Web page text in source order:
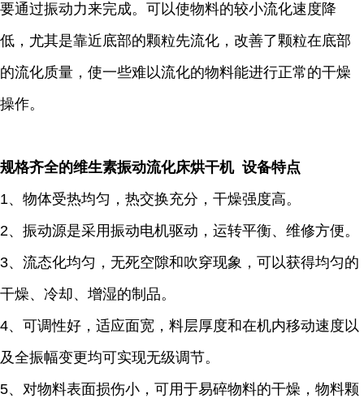
要通过振动力来完成。可以使物料的较小流化速度降
低，尤其是靠近底部的颗粒先流化，改善了颗粒在底部
的流化质量，使一些难以流化的物料能进行正常的干燥
操作。
规格齐全的维生素振动流化床烘干机 设备特点
1、物体受热均匀，热交换充分，干燥强度高。
2、振动源是采用振动电机驱动，运转平衡、维修方便。
3、流态化均匀，无死空隙和吹穿现象，可以获得均匀的
干燥、冷却、增湿的制品。
4、可调性好，适应面宽，料层厚度和在机内移动速度以
及全振幅变更均可实现无级调节。
5、对物料表面损伤小，可用于易碎物料的干燥，物料颗